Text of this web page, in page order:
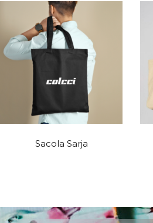
Sacola Sarja